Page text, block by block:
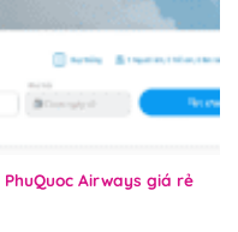
Airways giá rẻ